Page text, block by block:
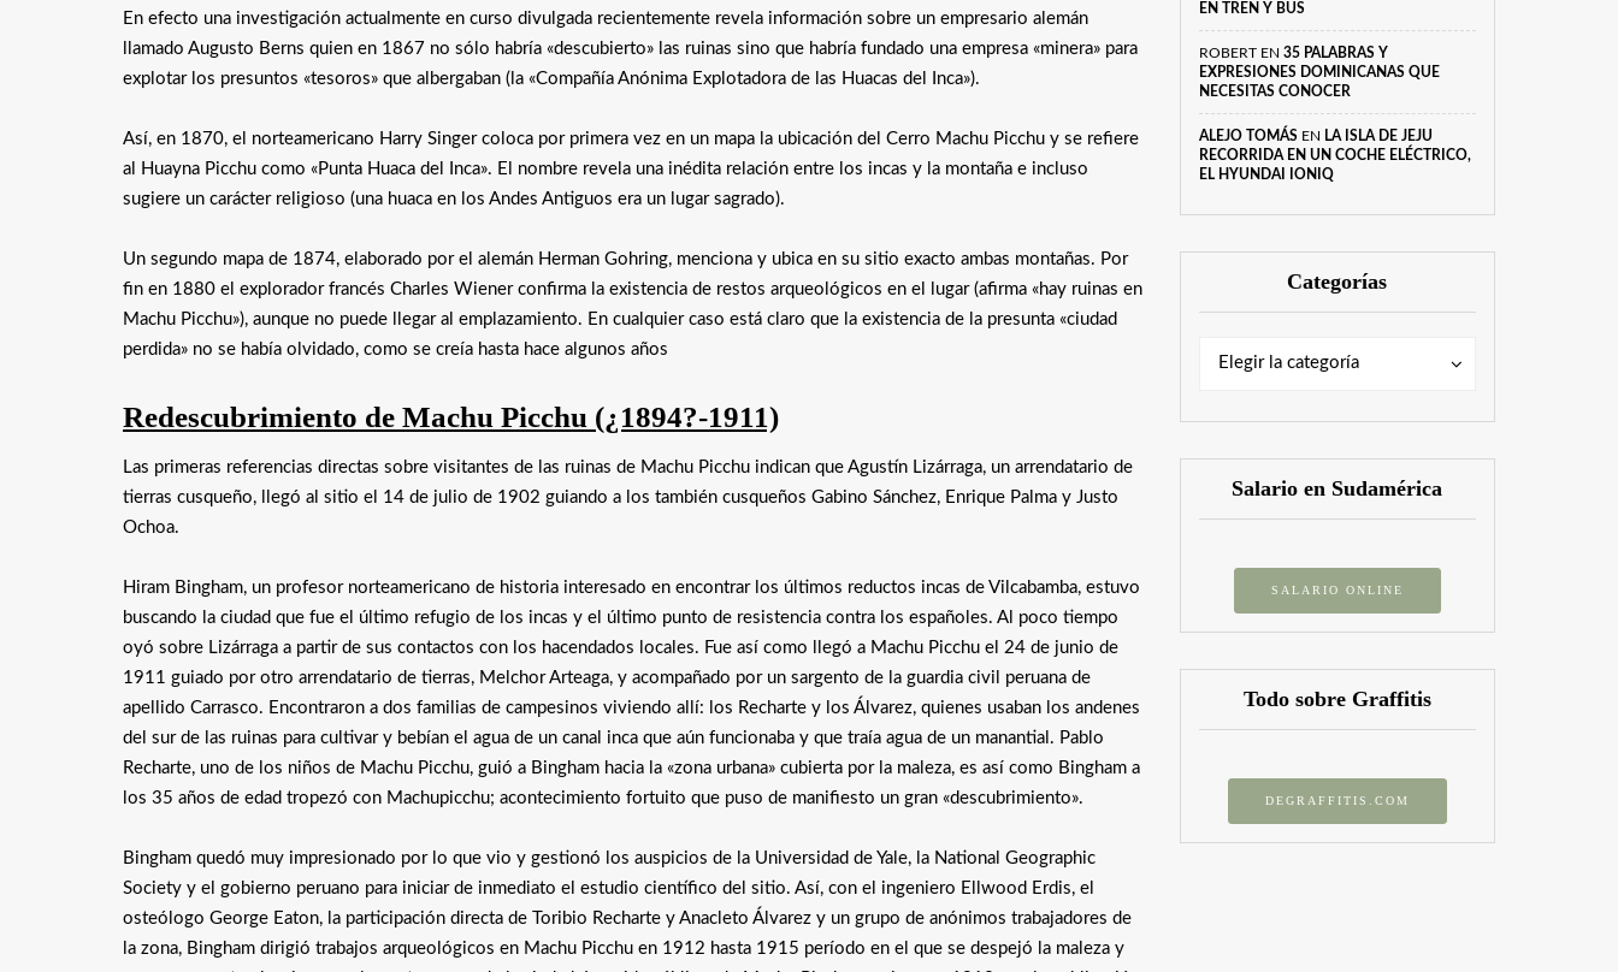
En efecto una investigación actualmente en curso divulgada recientemente revela información sobre un empresario alemán
llamado Augusto Berns quien en 1867 no sólo habría «descubierto» las ruinas sino que habría fundado una empresa «minera» para
explotar los presuntos «tesoros» que albergaban (la «Compañía Anónima Explotadora de las Huacas del Inca»).
Así, en 1870, el norteamericano Harry Singer coloca por primera vez en un mapa la ubicación del Cerro Machu Picchu y se refiere
al Huayna Picchu como «Punta Huaca del Inca». El nombre revela una inédita relación entre los incas y la montaña e incluso
sugiere un carácter religioso (una huaca en los Andes Antiguos era un lugar sagrado).
Un segundo mapa de 1874, elaborado por el alemán Herman Gohring, menciona y ubica en su sitio exacto ambas montañas. Por
fin en 1880 el explorador francés Charles Wiener confirma la existencia de restos arqueológicos en el lugar (afirma «hay ruinas en
Machu Picchu»), aunque no puede llegar al emplazamiento. En cualquier caso está claro que la existencia de la presunta «ciudad
perdida» no se había olvidado, como se creía hasta hace algunos años
Redescubrimiento de Machu Picchu (¿1894?-1911)
Las primeras referencias directas sobre visitantes de las ruinas de Machu Picchu indican que Agustín Lizárraga, un arrendatario de
tierras cusqueño, llegó al sitio el 14 de julio de 1902 guiando a los también cusqueños Gabino Sánchez, Enrique Palma y Justo
Ochoa.
Hiram Bingham, un profesor norteamericano de historia interesado en encontrar los últimos reductos incas de Vilcabamba, estuvo
buscando la ciudad que fue el último refugio de los incas y el último punto de resistencia contra los españoles. Al poco tiempo
oyó sobre Lizárraga a partir de sus contactos con los hacendados locales. Fue así como llegó a Machu Picchu el 24 de junio de
1911 guiado por otro arrendatario de tierras, Melchor Arteaga, y acompañado por un sargento de la guardia civil peruana de
apellido Carrasco. Encontraron a dos familias de campesinos viviendo allí: los Recharte y los Álvarez, quienes usaban los andenes
del sur de las ruinas para cultivar y bebían el agua de un canal inca que aún funcionaba y que traía agua de un manantial. Pablo
Recharte, uno de los niños de Machu Picchu, guió a Bingham hacia la «zona urbana» cubierta por la maleza, es así como Bingham a
los 35 años de edad tropezó con Machupicchu; acontecimiento fortuito que puso de manifiesto un gran «descubrimiento».
Bingham quedó muy impresionado por lo que vio y gestionó los auspicios de la Universidad de Yale, la National Geographic
Society y el gobierno peruano para iniciar de inmediato el estudio científico del sitio. Así, con el ingeniero Ellwood Erdis, el
osteólogo George Eaton, la participación directa de Toribio Recharte y Anacleto Álvarez y un grupo de anónimos trabajadores de
la zona, Bingham dirigió trabajos arqueológicos en Machu Picchu en 1912 hasta 1915 período en el que se despejó la maleza y
EN TREN Y BUS
ROBERTEN 35 PALABRAS Y
EXPRESIONES DOMINICANAS QUE
NECESITAS CONOCER
ALEJO TOMÁS EN LA ISLA DE JEJU
RECORRIDA EN UN COCHE ELÉCTRICO,
EL HYUNDAI IONIQ
Categorías
Categorías
Elegir la categoría
Categorías
Salario en Sudamérica
SALARIO ONLINE
Todo sobre Graffitis
DEGRAFFITIS.COM